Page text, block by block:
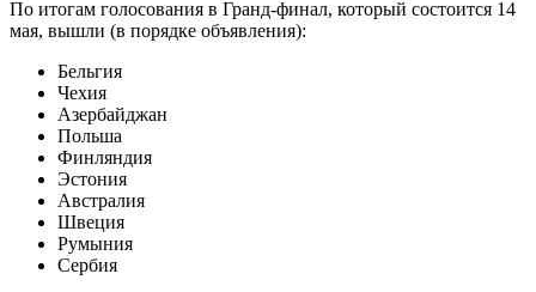
По итогам голосования в Гранд-финал, который состоится 14
мая, вышли (в порядке объявления):
Бельгия
Чехия
Азербайджан
Польша
Финляндия
Эстония
Австралия
Швеция
Румыния
Сербия